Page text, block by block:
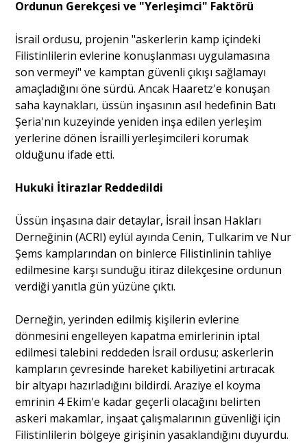
Yazarlar
Eğitim
Sağlık
Ordunun Gerekçesi ve "Yerleşimci" Faktörü
İsrail ordusu, projenin "askerlerin kamp içindeki
Filistinlilerin evlerine konuşlanması uygulamasına
son vermeyi" ve kamptan güvenli çıkışı sağlamayı
amaçladığını öne sürdü. Ancak Haaretz'e konuşan
saha kaynakları, üssün inşasının asıl hedefinin Batı
Şeria'nın kuzeyinde yeniden inşa edilen yerleşim
yerlerine dönen İsrailli yerleşimcileri korumak
olduğunu ifade etti.
Hukuki İtirazlar Reddedildi
Üssün inşasına dair detaylar, İsrail İnsan Hakları
Derneğinin (ACRI) eylül ayında Cenin, Tulkarim ve Nur
Şems kamplarından on binlerce Filistinlinin tahliye
edilmesine karşı sunduğu itiraz dilekçesine ordunun
verdiği yanıtla gün yüzüne çıktı.
Derneğin, yerinden edilmiş kişilerin evlerine
dönmesini engelleyen kapatma emirlerinin iptal
edilmesi talebini reddeden İsrail ordusu; askerlerin
kampların çevresinde hareket kabiliyetini artıracak
bir altyapı hazırladığını bildirdi. Araziye el koyma
emrinin 4 Ekim'e kadar geçerli olacağını belirten
askeri makamlar, inşaat çalışmalarının güvenliği için
Filistinlilerin bölgeye girişinin yasaklandığını duyurdu.